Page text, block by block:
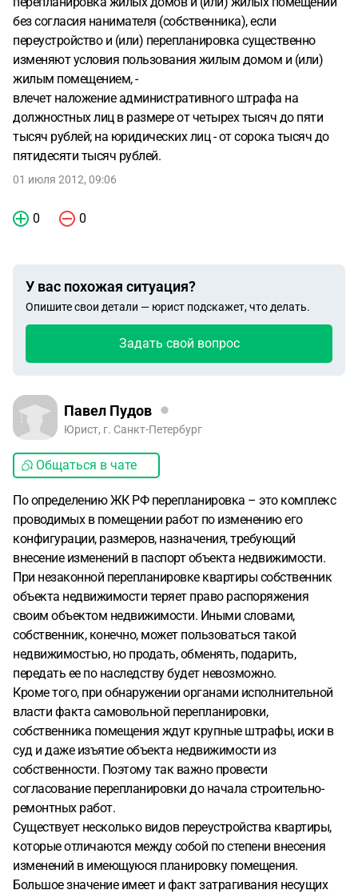
без согласия нанимателя (собственника), если
переустройство и (или) перепланировка существенно
изменяют условия пользования жилым домом и (или)
жилым помещением, -
влечет наложение административного штрафа на
должностных лиц в размере от четырех тысяч до пяти
тысяч рублей; на юридических лиц - от сорока тысяч до
пятидесяти тысяч рублей.
01 июля 2012, 09:06
0 0
У вас похожая ситуация?
Опишите свои детали — юрист подскажет, что делать.
Задать свой вопрос
Павел Пудов
Юрист, г. Санкт-Петербург
Общаться в чате
По определению ЖК РФ перепланировка – это комплекс
проводимых в помещении работ по изменению его
конфигурации, размеров, назначения, требующий
внесение изменений в паспорт объекта недвижимости.
При незаконной перепланировке квартиры собственник
объекта недвижимости теряет право распоряжения
своим объектом недвижимости. Иными словами,
собственник, конечно, может пользоваться такой
недвижимостью, но продать, обменять, подарить,
передать ее по наследству будет невозможно.
Кроме того, при обнаружении органами исполнительной
власти факта самовольной перепланировки,
собственника помещения ждут крупные штрафы, иски в
суд и даже изъятие объекта недвижимости из
собственности. Поэтому так важно провести
согласование перепланировки до начала строительно-
ремонтных работ.
Существует несколько видов переустройства квартиры,
которые отличаются между собой по степени внесения
изменений в имеющуюся планировку помещения.
Большое значение имеет и факт затрагивания несущих